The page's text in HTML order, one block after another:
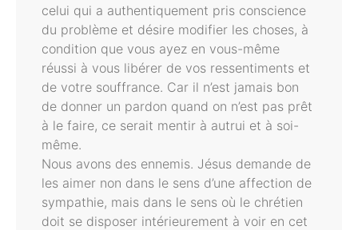
celui qui a authentiquement pris conscience
du problème et désire modifier les choses, à
condition que vous ayez en vous-même
réussi à vous libérer de vos ressentiments et
de votre souffrance. Car il n’est jamais bon
de donner un pardon quand on n’est pas prêt
à le faire, ce serait mentir à autrui et à soi-
même.
Nous avons des ennemis. Jésus demande de
les aimer non dans le sens d’une affection de
sympathie, mais dans le sens où le chrétien
doit se disposer intérieurement à voir en cet